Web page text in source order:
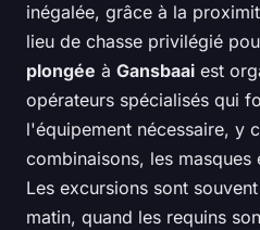
inégalée, grâce à la
lieu de chasse privilégié
plongée à Gansbaai est
opérateurs spécialisés qui
l'équipement nécessaire, y
combinaisons, les
Les excursions sont
matin, quand les requins